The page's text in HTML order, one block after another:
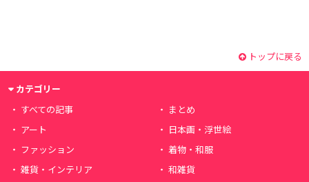
トップに戻る
カテゴリー
すべての記事
まとめ
アート
日本画・浮世絵
ファッション
着物・和服
雑貨・インテリア
和雑貨